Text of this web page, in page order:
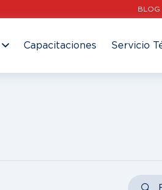
BLOG
Capacitaciones Servicio